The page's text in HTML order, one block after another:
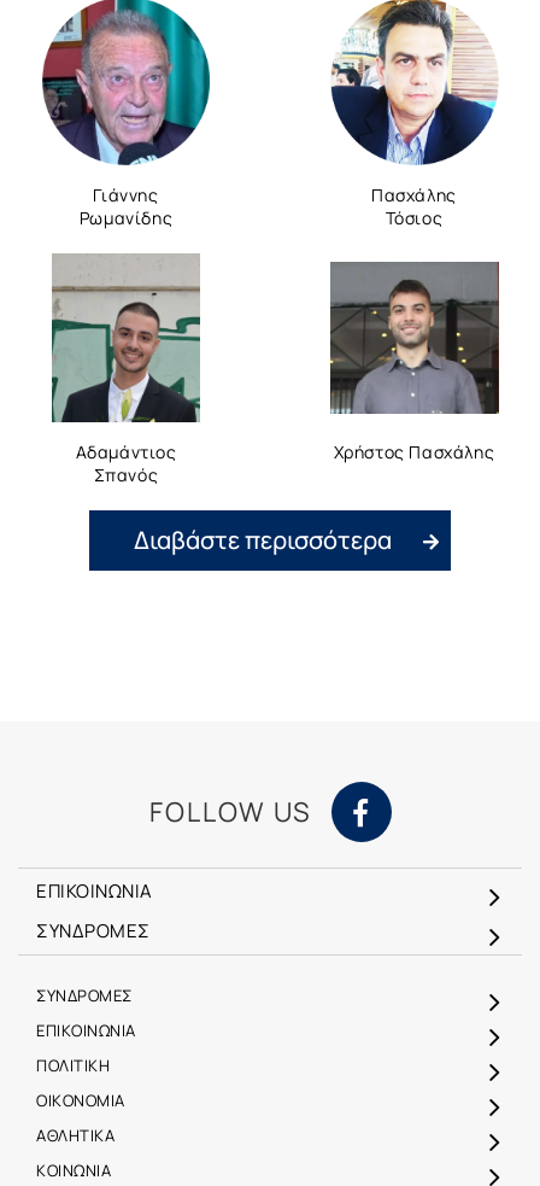
Γιάννης
Ρωμανίδης
Πασχάλης
Τόσιος
Αδαμάντιος
Σπανός
Χρήστος Πασχάλης
Διαβάστε περισσότερα
FOLLOW US
ΕΠΙΚΟΙΝΩΝΙΑ
ΣΥΝΔΡΟΜΕΣ
ΣΥΝΔΡΟΜΕΣ
ΕΠΙΚΟΙΝΩΝΙΑ
ΠΟΛΙΤΙΚΗ
ΟΙΚΟΝΟΜΙΑ
ΑΘΛΗΤΙΚΑ
ΚΟΙΝΩΝΙΑ